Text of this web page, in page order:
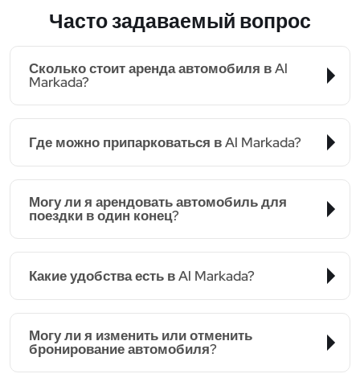
Часто задаваемый вопрос
Сколько стоит аренда автомобиля в Al
Markada?
Где можно припарковаться в Al Markada?
Могу ли я арендовать автомобиль для
поездки в один конец?
Какие удобства есть в Al Markada?
Могу ли я изменить или отменить
бронирование автомобиля?